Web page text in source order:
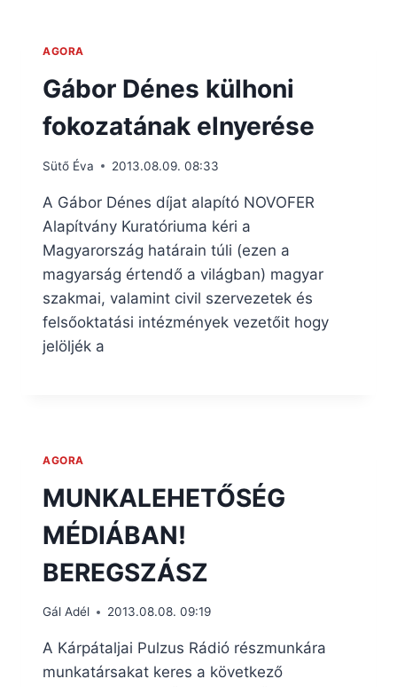
AGORA
Gábor Dénes külhoni
fokozatának elnyerése
Sütő Éva 2013.08.09. 08:33
A Gábor Dénes díjat alapító NOVOFER
Alapítvány Kuratóriuma kéri a
Magyarország határain túli (ezen a
magyarság értendő a világban) magyar
szakmai, valamint civil szervezetek és
felsőoktatási intézmények vezetőit hogy
jelöljék a
AGORA
MUNKALEHETŐSÉG
MÉDIÁBAN!
BEREGSZÁSZ
Gál Adél 2013.08.08. 09:19
A Kárpátaljai Pulzus Rádió részmunkára
munkatársakat keres a következő